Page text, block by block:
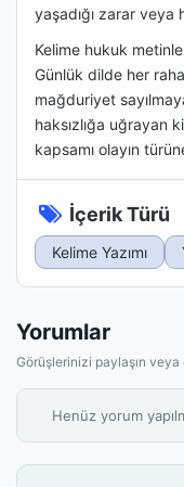
yaşadığı zarar veya
Kelime hukuk
Günlük dilde her
mağduriyet
haksızlığa uğrayan
kapsamı olayın
İçerik Türü
Kelime Yazımı
Yorumlar
Görüşlerinizi paylaşın veya
Henüz yorum